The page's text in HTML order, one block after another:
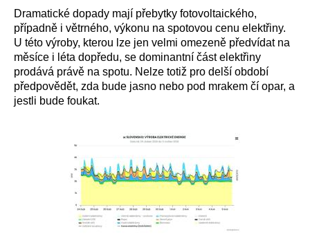
Dramatické dopady mají přebytky fotovoltaického,
případně i větrného, výkonu na spotovou cenu elektřiny.
U této výroby, kterou lze jen velmi omezeně předvídat na
měsíce i léta dopředu, se dominantní část elektřiny
prodává právě na spotu. Nelze totiž pro delší období
předpovědět, zda bude jasno nebo pod mrakem čí opar, a
jestli bude foukat.